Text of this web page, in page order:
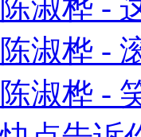
陈淑桦 -
陈淑桦 -
陈淑桦 -